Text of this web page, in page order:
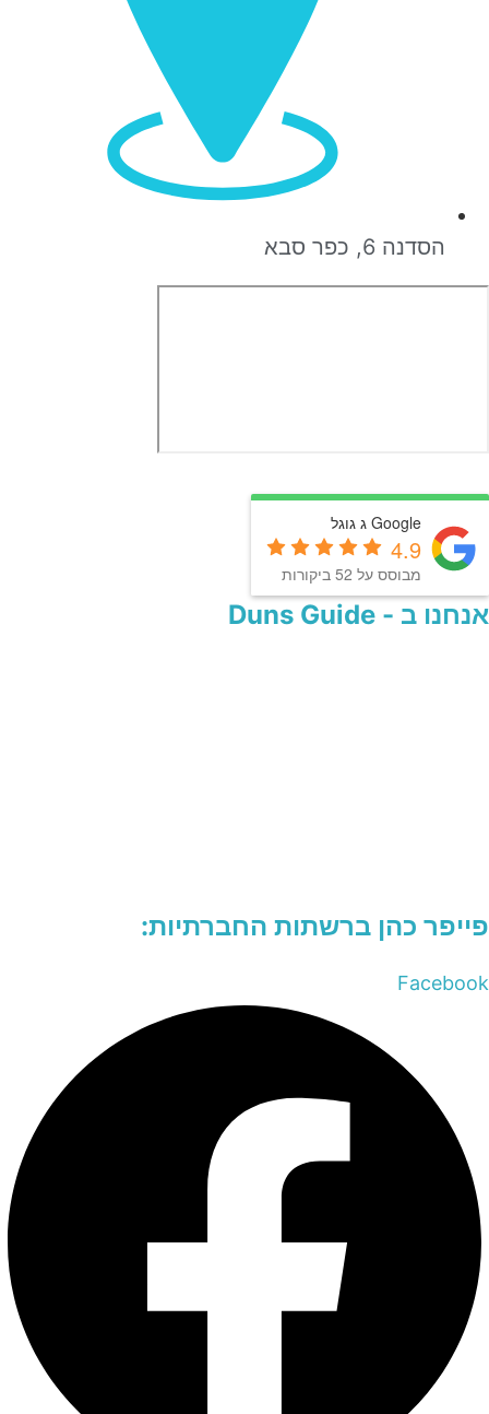
הסדנה 6, כפר סבא
Google ג גוגל
4.9
מבוסס על 52 ביקורות
אנחנו ב - Duns Guide
פייפר כהן ברשתות החברתיות:
Facebook